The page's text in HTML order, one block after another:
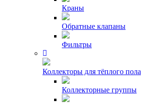
Краны
Обратные клапаны
Фильтры
Коллекторы для тёплого пола
Коллекторные группы